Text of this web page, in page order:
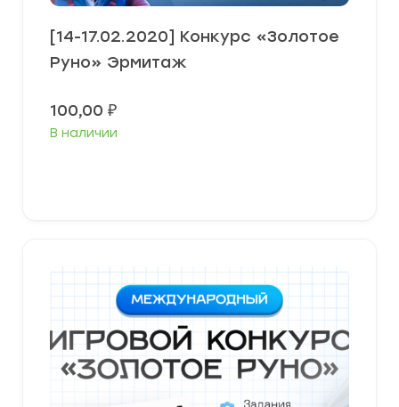
[14-17.02.2020] Конкурс «Золотое
Руно» Эрмитаж
100,00 ₽
В наличии